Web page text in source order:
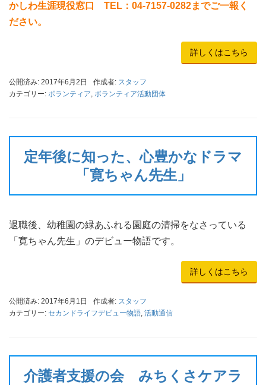
かしわ生涯現役窓口 TEL：04-7157-0282までご一報く
ださい。
詳しくはこちら
公開済み: 2017年6月2日 作成者: スタッフ
カテゴリー: ボランティア, ボランティア活動団体
定年後に知った、心豊かなドラマ
「寛ちゃん先生」
退職後、幼稚園の緑あふれる園庭の清掃をなさっている
「寛ちゃん先生」のデビュー物語です。
詳しくはこちら
公開済み: 2017年6月1日 作成者: スタッフ
カテゴリー: セカンドライフデビュー物語 活動通信
介護者支援の会 みちくさケアラ